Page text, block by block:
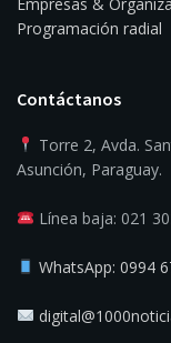
Programación radial
Contáctanos
Torre 2, Avda.
Asunción, Paraguay.
Línea baja: 021
WhatsApp: 0994